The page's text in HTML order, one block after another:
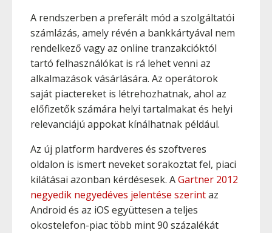
A rendszerben a preferált mód a szolgáltatói
számlázás, amely révén a bankkártyával nem
rendelkező vagy az online tranzakcióktól
tartó felhasználókat is rá lehet venni az
alkalmazások vásárlására. Az operátorok
saját piactereket is létrehozhatnak, ahol az
előfizetők számára helyi tartalmakat és helyi
relevanciájú appokat kínálhatnak például.
Az új platform hardveres és szoftveres
oldalon is ismert neveket sorakoztat fel, piaci
kilátásai azonban kérdésesek. AGartner 2012
negyedik negyedéves jelentése szerintaz
Android és az iOS együttesen a teljes
okostelefon-piac több mint 90 százalékát